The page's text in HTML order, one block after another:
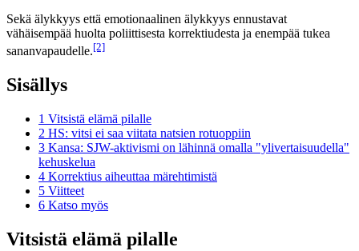
Sekä älykkyys että emotionaalinen älykkyys ennustavat
vähäisempää huolta poliittisesta korrektiudesta ja enempää tukea
sananvapaudelle.[2]
Sisällys
1 Vitsistä elämä pilalle
2 HS: vitsi ei saa viitata natsien rotuoppiin
3 Kansa: SJW-aktivismi on lähinnä omalla "ylivertaisuudella"
kehuskelua
4 Korrektius aiheuttaa märehtimistä
5 Viitteet
6 Katso myös
Vitsistä elämä pilalle